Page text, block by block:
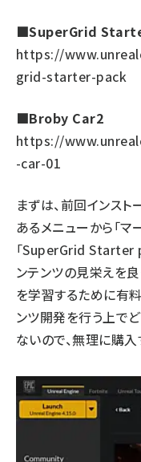
■SuperGrid Starter
https://
grid-starter-pack
■Broby Car2
https://
-car-01
まずは、前回インス
あるメニューから「マ
「SuperGrid Starter
ンテンツの見栄えを
を学習するために有
ンツ開発を行う上で
ないので、無理に購入